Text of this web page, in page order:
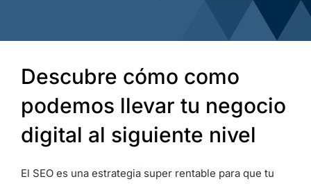
Descubre cómo como
podemos llevar tu negocio
digital al siguiente nivel
El SEO es una estrategia super rentable para que tu